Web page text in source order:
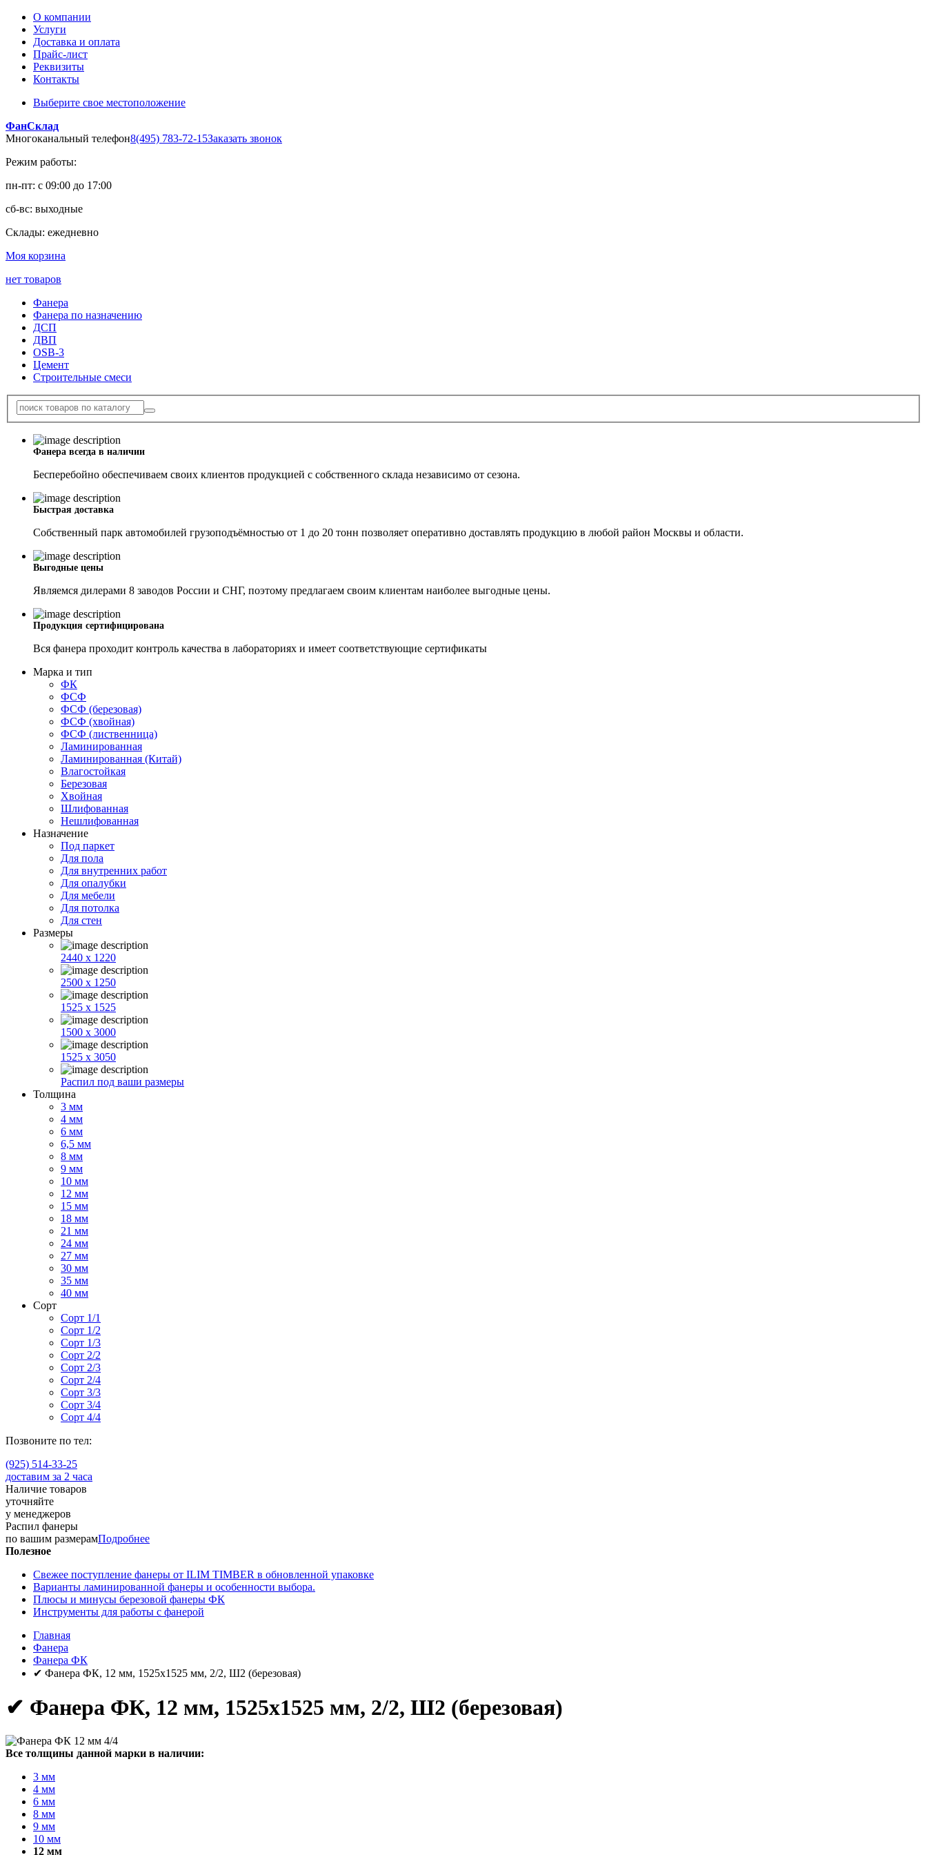
О компании
Услуги
Доставка и оплата
Прайс-лист
Реквизиты
Контакты
Выберите свое местоположение
ФанСклад
Многоканальный телефон8(495) 783-72-15Заказать звонок
Режим работы:
пн-пт: с 09:00 до 17:00
сб-вс: выходные
Склады: ежедневно
Моя корзина
нет товаров
Фанера
Фанера по назначению
ДСП
ДВП
OSB-3
Цемент
Строительные смеси
Фанера всегда в наличии
Бесперебойно обеспечиваем своих клиентов продукцией с собственного склада независимо от сезона.
Быстрая доставка
Собственный парк автомобилей грузоподъёмностью от 1 до 20 тонн позволяет оперативно доставлять продукцию в любой район Москвы и области.
Выгодные цены
Являемся дилерами 8 заводов России и СНГ, поэтому предлагаем своим клиентам наиболее выгодные цены.
Продукция сертифицирована
Вся фанера проходит контроль качества в лабораториях и имеет соответствующие сертификаты
Марка и тип
ФК
ФСФ
ФСФ (березовая)
ФСФ (хвойная)
ФСФ (лиственница)
Ламинированная
Ламинированная (Китай)
Влагостойкая
Березовая
Хвойная
Шлифованная
Нешлифованная
Назначение
Под паркет
Для пола
Для внутренних работ
Для опалубки
Для мебели
Для потолка
Для стен
Размеры
2440 x 1220
2500 x 1250
1525 x 1525
1500 x 3000
1525 x 3050
Распил под ваши размеры
Толщина
3 мм
4 мм
6 мм
6,5 мм
8 мм
9 мм
10 мм
12 мм
15 мм
18 мм
21 мм
24 мм
27 мм
30 мм
35 мм
40 мм
Сорт
Сорт 1/1
Сорт 1/2
Сорт 1/3
Сорт 2/2
Сорт 2/3
Сорт 2/4
Сорт 3/3
Сорт 3/4
Сорт 4/4
Позвоните по тел:
(925) 514-33-25
доставим за 2 часа
Наличие товаров
уточняйте
у менеджеров
Распил фанеры
по вашим размерамПодробнее
Полезное
Свежее поступление фанеры от ILIM TIMBER в обновленной упаковке
Варианты ламинированной фанеры и особенности выбора.
Плюсы и минусы березовой фанеры ФК
Инструменты для работы с фанерой
Главная
Фанера
Фанера ФК
✔ Фанера ФК, 12 мм, 1525x1525 мм, 2/2, Ш2 (березовая)
✔ Фанера ФК, 12 мм, 1525x1525 мм, 2/2, Ш2 (березовая)
Все толщины данной марки в наличии:
3 мм
4 мм
6 мм
8 мм
9 мм
10 мм
12 мм